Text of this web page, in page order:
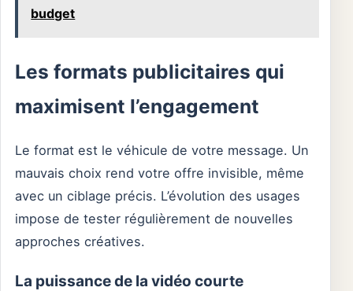
budget
Les formats publicitaires qui
maximisent l’engagement
Le format est le véhicule de votre message. Un
mauvais choix rend votre offre invisible, même
avec un ciblage précis. L’évolution des usages
impose de tester régulièrement de nouvelles
approches créatives.
La puissance de la vidéo courte